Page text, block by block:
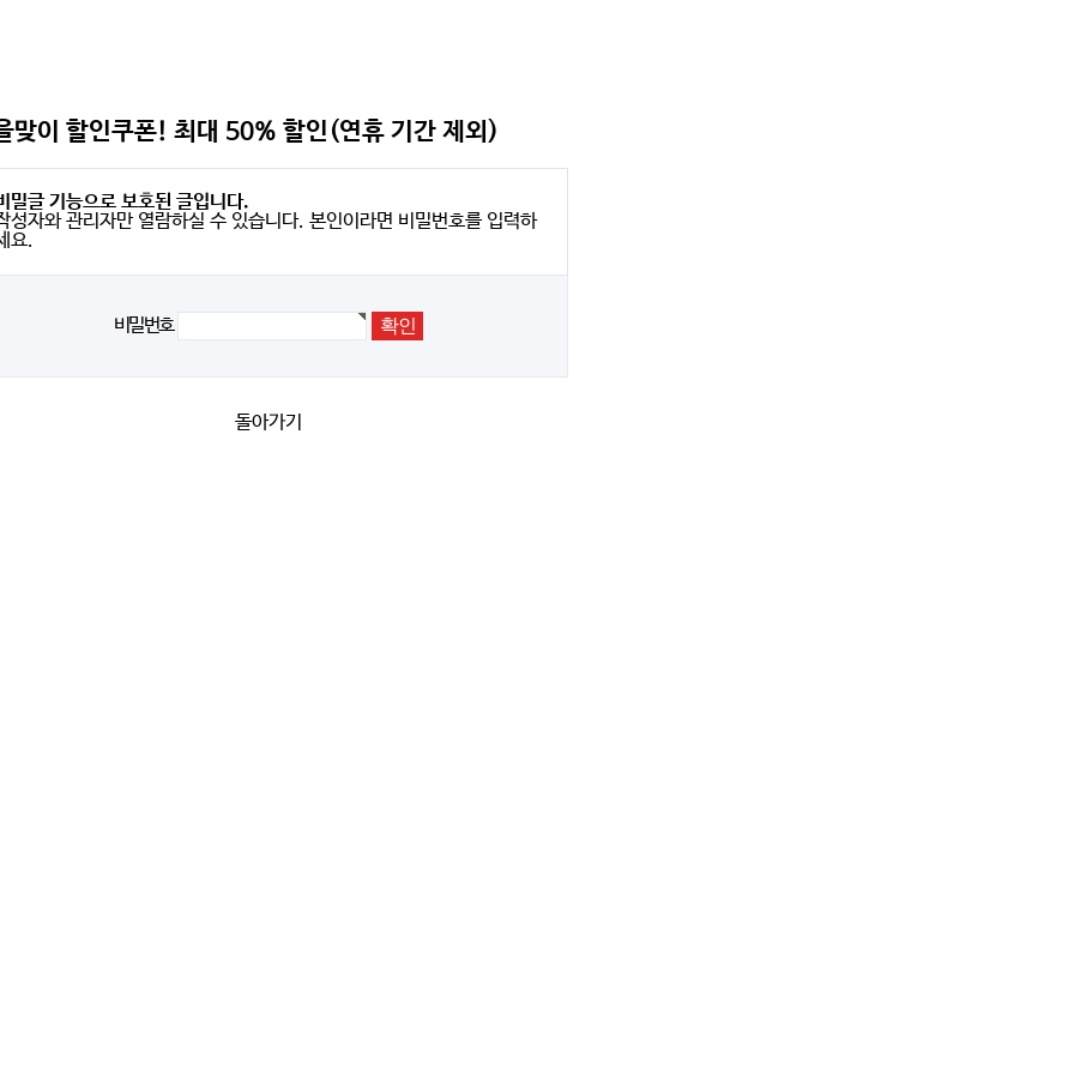
맞이 할인쿠폰! 최대 50% 할인(연휴 기간 제외)
밀글 기능으로 보호된 글입니다.
성자와 관리자만 열람하실 수 있습니다. 본인이라면 비밀번호를 입력하
요.
비밀번호
돌아가기